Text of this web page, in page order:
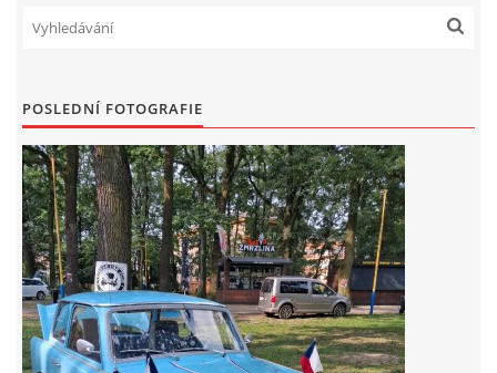
Vývozy a osvědčení
Benzín - Čas bioblaženosti přichází
Moderní nafta
Stanovy Old Fiat Clubu, z. s.
POSLEDNÍ FOTOGRAFIE